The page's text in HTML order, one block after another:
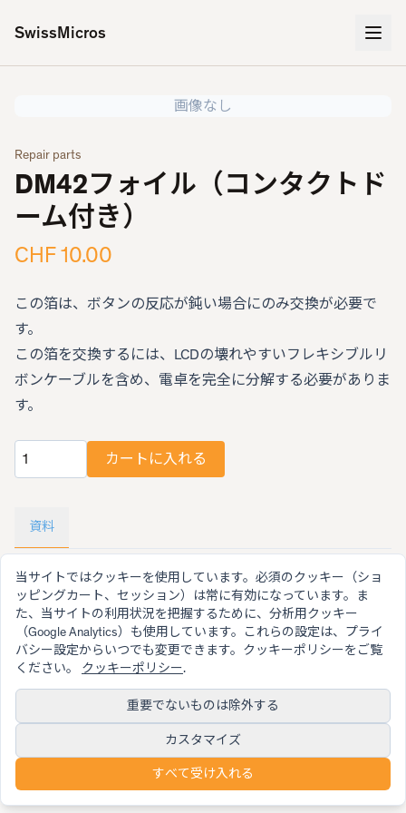
SwissMicros
画像なし
Repair parts
DM42フォイル（コンタクトド
ーム付き）
CHF 10.00
この箔は、ボタンの反応が鈍い場合にのみ交換が必要で
す。
この箔を交換するには、LCDの壊れやすいフレキシブルリ
ボンケーブルを含め、電卓を完全に分解する必要がありま
す。
数量
カートに入れる
資料
Video demonstrating the procedure of replacing the foil
© 2026 SwissMicros
SwissMicrosが愛情と情熱を込めて作りました
利用規約保証プライバシーポリシークッキーポリシー
Contact
当サイトではクッキーを使用しています。必須のクッキー（ショ
ッピングカート、セッション）は常に有効になっています。ま
た、当サイトの利用状況を把握するために、分析用クッキー
（Google Analytics）も使用しています。これらの設定は、プライ
バシー設定からいつでも変更できます。クッキーポリシーをご覧
ください。
クッキーポリシー.
重要でないものは除外する
カスタマイズ
すべて受け入れる